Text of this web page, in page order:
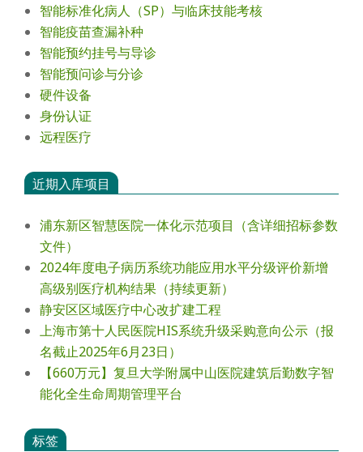
智能标准化病人（SP）与临床技能考核
智能疫苗查漏补种
智能预约挂号与导诊
智能预问诊与分诊
硬件设备
身份认证
远程医疗
近期入库项目
浦东新区智慧医院一体化示范项目（含详细招标参数
文件）
2024年度电⼦病历系统功能应⽤⽔平分级评价新增
⾼级别医疗机构结果（持续更新）
静安区区域医疗中心改扩建工程
上海市第十人民医院HIS系统升级采购意向公示（报
名截止2025年6月23日）
【660万元】复旦大学附属中山医院建筑后勤数字智
能化全生命周期管理平台
标签